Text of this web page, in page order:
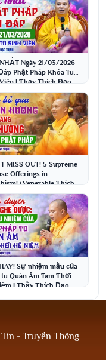
Ngày 21/03/2026
Phật Pháp Khóa Tu
| Thầy Thích Đạo
MISS OUT! 5 Supreme
Offerings in
(Venerable Thich
Sự nhiệm mầu của
Quán Âm Tam Thời
| Thầy Thích Đạo
- Truyền Thông